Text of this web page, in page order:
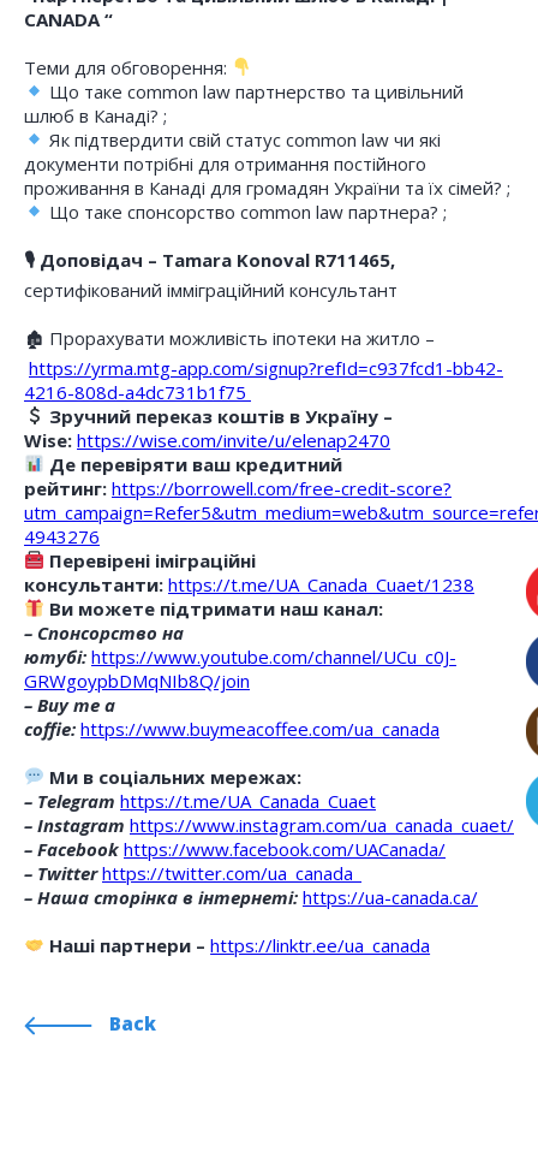
CANADA “
Теми для обговорення:
Що таке common law партнерство та цивільний
шлюб в Канаді? ;
Як підтвердити свій статус common law чи які
документи потрібні для отримання постійного
проживання в Канаді для громадян України та їх сімей? ;
Що таке спонсорство common law партнера? ;
🎙 Доповідач – Tamara Konoval R711465,
сертифікований імміграційний консультант
🏚 Прорахувати можливість іпотеки на житло –
https://yrma.mtg-app.com/signup?refId=c937fcd1-bb42-
4216-808d-a4dc731b1f75
Зручний переказ коштів в Україну –
Wise: https://wise.com/invite/u/elenap2470
Де перевіряти ваш кредитний
рейтинг: https://borrowell.com/free-credit-score?
4943276
Перевірені іміграційні
консультанти: https://t.me/UA_Canada_Cuaet/1238
Ви можете підтримати наш канал:
– Спонсорство на
ютубі: https://www.youtube.com/channel/UCu_c0J-
GRWgoypbDMqNIb8Q/join
– Buy me a
coffie: https://www.buymeacoffee.com/ua_canada
Ми в соціальних мережах:
– Telegram https://t.me/UA_Canada_Cuaet
– Instagram https://www.instagram.com/ua_canada_cuaet/
– Facebook https://www.facebook.com/UACanada/
– Twitterhttps://twitter.com/ua_canada_
– Наша сторінка в інтернеті: https://ua-canada.ca/
Наші партнери – https://linktr.ee/ua_canada
Back